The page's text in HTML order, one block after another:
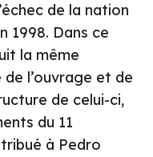
de la nation
1998. Dans ce
la même
l’ouvrage et de
de celui-ci,
du 11
à Pedro